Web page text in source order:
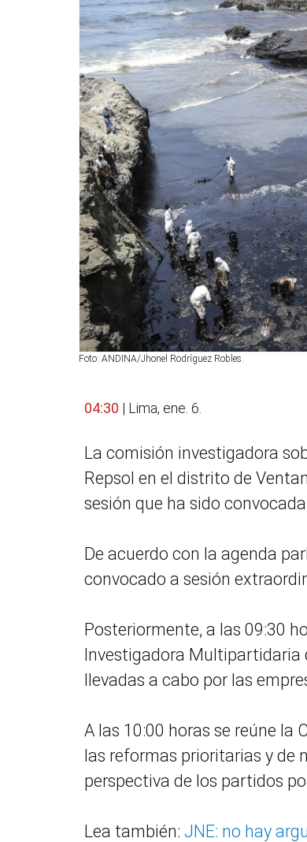
Foto: ANDINA/Jhonel Rodríguez Robles.
04:30 | Lima, ene. 6.
La comisión investigadora
Repsol en el distrito de
sesión que ha sido
De acuerdo con la agenda
convocado a sesión
Posteriormente, a las 09:30
Investigadora Multipartidaria
llevadas a cabo por las
A las 10:00 horas se reúne
las reformas prioritarias y de
perspectiva de los partidos
Lea también: JNE: no hay